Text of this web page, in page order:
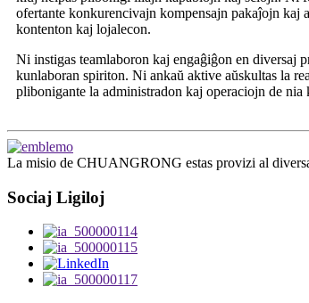
ofertante konkurencivajn kompensajn pakaĵojn
kontenton kaj lojalecon.
Ni instigas teamlaboron kaj engaĝiĝon en diversaj
kunlaboran spiriton. Ni ankaŭ aktive aŭskultas la
plibonigante la administradon kaj operaciojn de
La misio de CHUANGRONG estas provizi al
Sociaj Ligiloj